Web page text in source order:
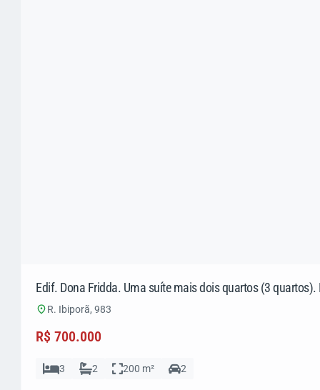
Edif. Dona Fridda. Uma suíte mais dois quartos (3
R. Ibiporã, 983
R$ 700.000
3 2 200 m² 2